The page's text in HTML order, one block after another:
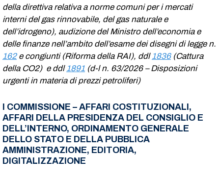
della direttiva relativa a norme comuni per i mercati
interni del gas rinnovabile, del gas naturale e
dell’idrogeno), audizione del Ministro dell’economia e
delle finanze nell’ambito dell’esame dei disegni di legge n.
162e congiunti (Riforma della RAI), ddl1836(Cattura
della CO2) e ddl1891 (d-l n. 63/2026 – Disposizioni
urgenti in materia di prezzi petroliferi)
I COMMISSIONE – AFFARI COSTITUZIONALI,
AFFARI DELLA PRESIDENZA DEL CONSIGLIO E
DELL’INTERNO, ORDINAMENTO GENERALE
DELLO STATO E DELLA PUBBLICA
AMMINISTRAZIONE, EDITORIA,
DIGITALIZZAZIONE